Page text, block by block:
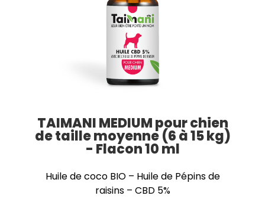
TAIMANI MEDIUM pour chien
de taille moyenne (6 à 15 kg)
- Flacon 10 ml
Huile de coco BIO – Huile de Pépins de
raisins – CBD 5%